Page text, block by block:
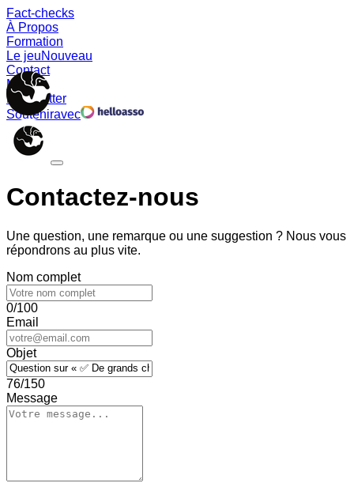
Fact-checks
À Propos
Formation
Le jeuNouveau
Contact
Memes
Newsletter
Souteniravec
Contactez-nous
Une question, une remarque ou une suggestion ? Nous vous
répondrons au plus vite.
Nom complet
0/100
Email
Objet
76/150
Message